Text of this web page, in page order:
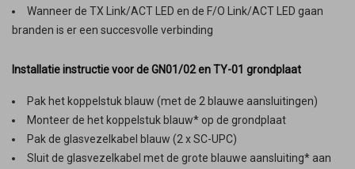
Wanneer de TX Link/ACT LED en de F/O Link/ACT LED gaan
branden is er een succesvolle verbinding
Installatie instructie voor de GN01/02 en TY-01 grondplaat
Pak het koppelstuk blauw (met de 2 blauwe aansluitingen)
Monteer de het koppelstuk blauw* op de grondplaat
Pak de glasvezelkabel blauw (2 x SC-UPC)
Sluit de glasvezelkabel met de grote blauwe aansluiting* aan